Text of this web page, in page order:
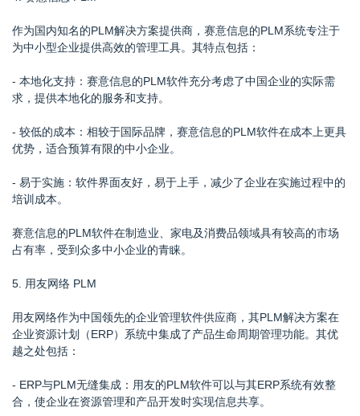
作为国内知名的PLM解决方案提供商，赛意信息的PLM系统专注于
为中小型企业提供高效的管理工具。其特点包括：
- 本地化支持：赛意信息的PLM软件充分考虑了中国企业的实际需
求，提供本地化的服务和支持。
- 较低的成本：相较于国际品牌，赛意信息的PLM软件在成本上更具
优势，适合预算有限的中小企业。
- 易于实施：软件界面友好，易于上手，减少了企业在实施过程中的
培训成本。
赛意信息的PLM软件在制造业、家电及消费品领域具有较高的市场
占有率，受到众多中小企业的青睐。
5. 用友网络 PLM
用友网络作为中国领先的企业管理软件供应商，其PLM解决方案在
企业资源计划（ERP）系统中集成了产品生命周期管理功能。其优
越之处包括：
- ERP与PLM无缝集成：用友的PLM软件可以与其ERP系统有效整
合，使企业在资源管理和产品开发时实现信息共享。